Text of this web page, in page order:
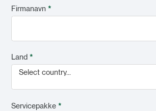
Firmanavn *
Land *
Select country...
Servicepakke *